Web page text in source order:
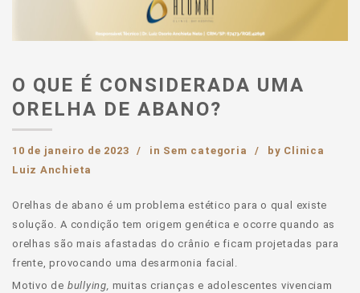
O QUE É CONSIDERADA UMA
ORELHA DE ABANO?
10 de janeiro de 2023 in Sem categoria by Clinica
Luiz Anchieta
Orelhas de abano é um problema estético para o qual existe
solução. A condição tem origem genética e ocorre quando as
orelhas são mais afastadas do crânio e ficam projetadas para
frente, provocando uma desarmonia facial.
Motivo de bullying, muitas crianças e adolescentes vivenciam